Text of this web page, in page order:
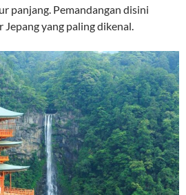
panjang. Pemandangan disini
yang paling dikenal.